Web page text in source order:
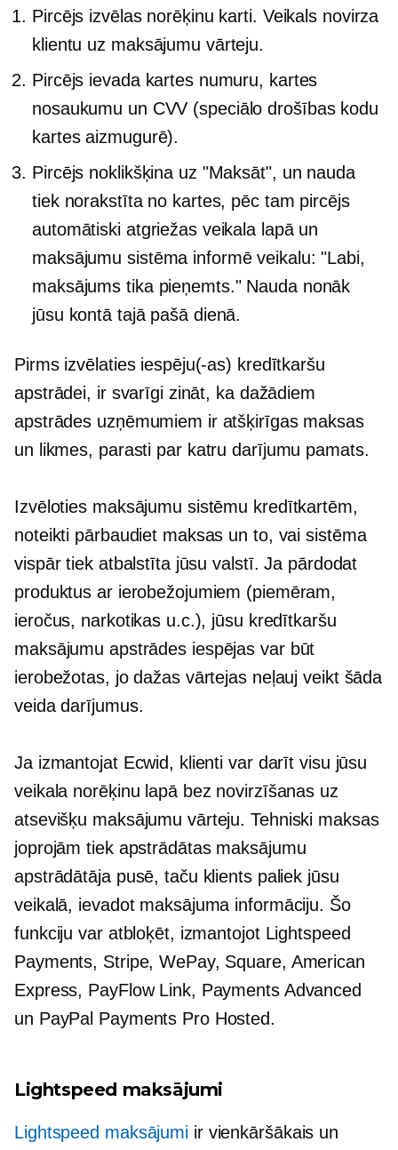
Pircējs izvēlas norēķinu karti. Veikals novirza
klientu uz maksājumu vārteju.
Pircējs ievada kartes numuru, kartes
nosaukumu un CVV (speciālo drošības kodu
kartes aizmugurē).
Pircējs noklikšķina uz "Maksāt", un nauda
tiek norakstīta no kartes, pēc tam pircējs
automātiski atgriežas veikala lapā un
maksājumu sistēma informē veikalu: "Labi,
maksājums tika pieņemts." Nauda nonāk
jūsu kontā tajā pašā dienā.
Pirms izvēlaties iespēju(-as) kredītkaršu
apstrādei, ir svarīgi zināt, ka dažādiem
apstrādes uzņēmumiem ir atšķirīgas maksas
un likmes, parasti par katru darījumu pamats.
Izvēloties maksājumu sistēmu kredītkartēm,
noteikti pārbaudiet maksas un to, vai sistēma
vispār tiek atbalstīta jūsu valstī. Ja pārdodat
produktus ar ierobežojumiem (piemēram,
ieročus, narkotikas u.c.), jūsu kredītkaršu
maksājumu apstrādes iespējas var būt
ierobežotas, jo dažas vārtejas neļauj veikt šāda
veida darījumus.
Ja izmantojat Ecwid, klienti var darīt visu jūsu
veikala norēķinu lapā bez novirzīšanas uz
atsevišķu maksājumu vārteju. Tehniski maksas
joprojām tiek apstrādātas maksājumu
apstrādātāja pusē, taču klients paliek jūsu
veikalā, ievadot maksājuma informāciju. Šo
funkciju var atbloķēt, izmantojot Lightspeed
Payments, Stripe, WePay, Square, American
Express, PayFlow Link, Payments Advanced
un PayPal Payments Pro Hosted.
Lightspeed maksājumi
Lightspeed maksājumi ir vienkāršākais un